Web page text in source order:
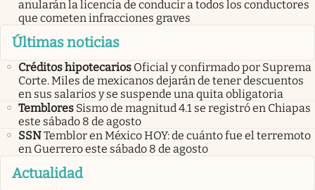
anularán la licencia de conducir a todos los conductores
que cometen infracciones graves
Últimas noticias
Créditos hipotecarios Oficial y confirmado por Suprema
Corte. Miles de mexicanos dejarán de tener descuentos
en sus salarios y se suspende una quita obligatoria
Temblores Sismo de magnitud 4.1 se registró en Chiapas
este sábado 8 de agosto
SSNTemblor en México HOY: de cuánto fue el terremoto
en Guerrero este sábado 8 de agosto
Actualidad